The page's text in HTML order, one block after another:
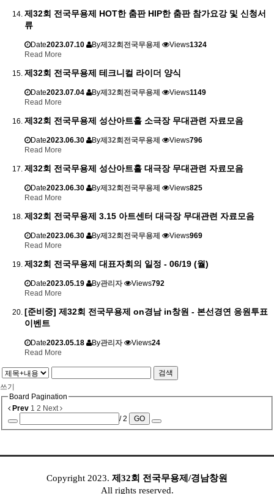
제32회 전국무용제 HOT한 춤판 HIP한 춤판 참가요강 및 신청서
류
Date2023.07.10 By제32회전국무용제 Views1324
Read More
제32회 전국무용제 테크니컬 라이더 양식
Date2023.07.04 By제32회전국무용제 Views1149
Read More
제32회 전국무용제 성산아트홀 소극장 무대관련 자료모음
Date2023.06.30 By제32회전국무용제 Views796
Read More
제32회 전국무용제 성산아트홀 대극장 무대관련 자료모음
Date2023.06.30 By제32회전국무용제 Views825
Read More
제32회 전국무용제 3.15 아트센터 대극장 무대관련 자료모음
Date2023.06.30 By제32회전국무용제 Views969
Read More
제32회 전국무용제 대표자회의 일정 - 06/19 (월)
Date2023.05.19 By관리자 Views792
Read More
[준비중] 제32회 전국무용제 on경남 in창원 - 본선경연 응원투표
이벤트
Date2023.05.18 By관리자 Views24
Read More
검색
쓰기
Board Pagination
Prev 1 2 Next
/ 2
GO
Copyright 2023. 제32회 전국무용제/경남창원
All rights reserved.